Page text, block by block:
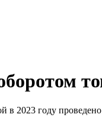
в 2023 году